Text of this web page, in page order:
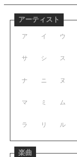
アーティスト
ア イ ウ
サ シ ス
ナ ニ ヌ
マ ミ ム
ラ リ ル
楽曲